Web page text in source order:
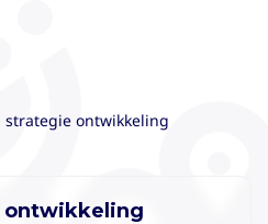
strategie ontwikkeling
ontwikkeling